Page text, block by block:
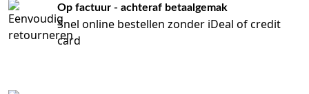
Op factuur - achteraf betaalgemak
Snel online bestellen zonder iDeal of credit
card